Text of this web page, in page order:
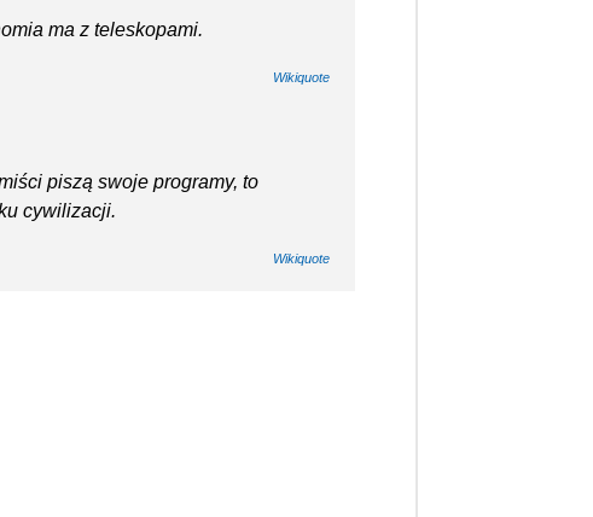
ma z teleskopami.
Wikiquote
piszą swoje programy, to
cywilizacji.
Wikiquote